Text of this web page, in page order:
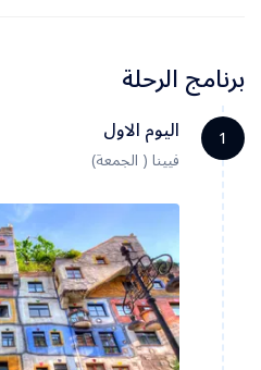
برنامج الرحلة
1 اليوم الاول
فيينا ( الجمعة)